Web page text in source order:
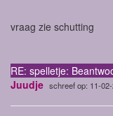
vraag zie schutting
RE: spelletje:
Juudje schreef op: 11-